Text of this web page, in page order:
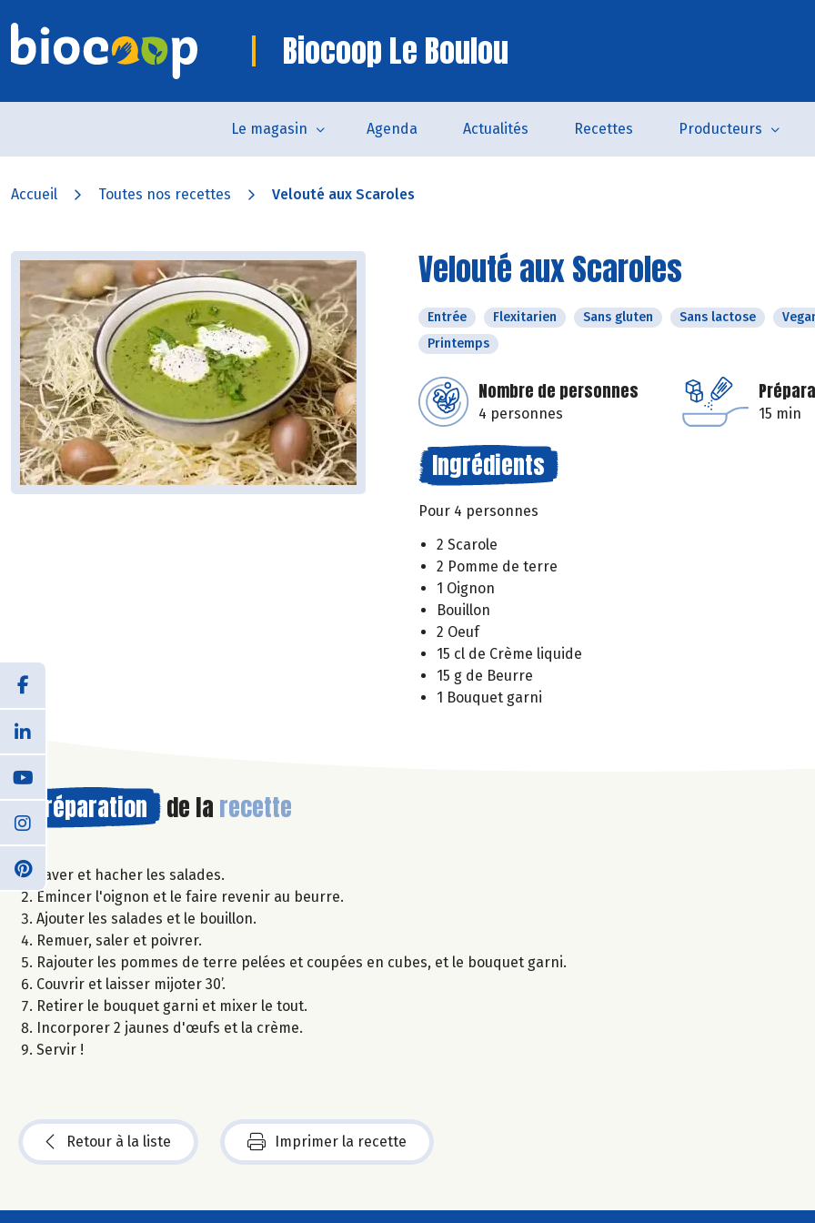
Biocoop Le Boulou
Le magasin Agenda Actualités Recettes Producteurs
Accueil Toutes nos recettes Velouté aux Scaroles
Velouté aux Scaroles
Entrée Flexitarien Sans gluten Sans lactose
Printemps
Nombre de personnes
4 personnes 15 min
Ingrédients
Pour 4 personnes
2 Scarole
2 Pomme de terre
1 Oignon
Bouillon
2 Oeuf
15 cl de Crème liquide
15 g de Beurre
1 Bouquet garni
Préparation de la recette
Laver et hacher les salades.
Emincer l'oignon et le faire revenir au beurre.
Ajouter les salades et le bouillon.
Remuer, saler et poivrer.
Rajouter les pommes de terre pelées et coupées en cubes, et le bouquet garni.
Couvrir et laisser mijoter 30’.
Retirer le bouquet garni et mixer le tout.
Incorporer 2 jaunes d'œufs et la crème.
Servir !
Retour à la liste Imprimer la recette